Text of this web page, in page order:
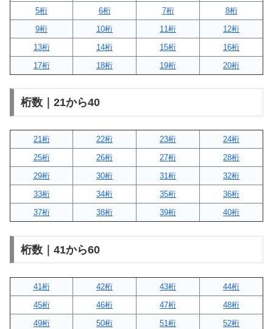
5桁
6桁 7桁
8桁
9桁
10桁 11桁
12桁
13桁
14桁 15桁
16桁
17桁
18桁 19桁 20桁
桁数｜21から40
21桁 22桁 23桁
24桁
25桁
26桁 27桁
28桁
29桁
30桁 31桁
32桁
33桁
34桁 35桁
36桁
37桁
38桁 39桁 40桁
桁数｜41から60
41桁 42桁 43桁
44桁
45桁
46桁 47桁
48桁
49桁
50桁 51桁
52桁